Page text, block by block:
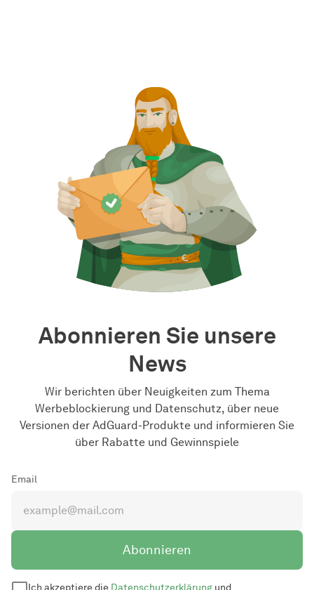
Abonnieren Sie unsere
News
Wir berichten über Neuigkeiten zum Thema
Werbeblockierung und Datenschutz, über neue
Versionen der AdGuard-Produkte und informieren Sie
über Rabatte und Gewinnspiele
Email
Abonnieren
Ich akzeptiere die Datenschutzerklärung und